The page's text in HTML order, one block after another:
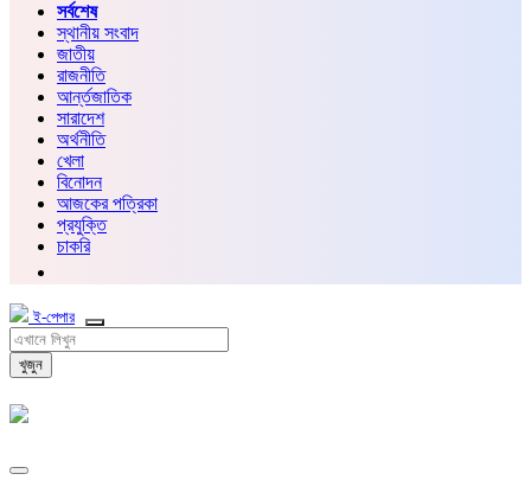
সর্বশেষ
স্থানীয় সংবাদ
জাতীয়
রাজনীতি
আর্ন্তজাতিক
সারাদেশ
অর্থনীতি
খেলা
বিনোদন
আজকের পত্রিকা
প্রযুক্তি
চাকরি
ই-পেপার
খুজুন